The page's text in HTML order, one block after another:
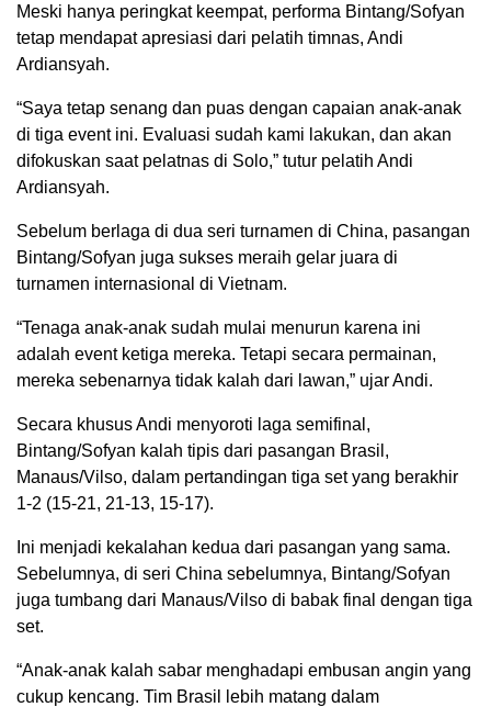
Meski hanya peringkat keempat, performa Bintang/Sofyan
tetap mendapat apresiasi dari pelatih timnas, Andi
Ardiansyah.
“Saya tetap senang dan puas dengan capaian anak-anak
di tiga event ini. Evaluasi sudah kami lakukan, dan akan
difokuskan saat pelatnas di Solo,” tutur pelatih Andi
Ardiansyah.
Sebelum berlaga di dua seri turnamen di China, pasangan
Bintang/Sofyan juga sukses meraih gelar juara di
turnamen internasional di Vietnam.
“Tenaga anak-anak sudah mulai menurun karena ini
adalah event ketiga mereka. Tetapi secara permainan,
mereka sebenarnya tidak kalah dari lawan,” ujar Andi.
Secara khusus Andi menyoroti laga semifinal,
Bintang/Sofyan kalah tipis dari pasangan Brasil,
Manaus/Vilso, dalam pertandingan tiga set yang berakhir
1-2 (15-21, 21-13, 15-17).
Ini menjadi kekalahan kedua dari pasangan yang sama.
Sebelumnya, di seri China sebelumnya, Bintang/Sofyan
juga tumbang dari Manaus/Vilso di babak final dengan tiga
set.
“Anak-anak kalah sabar menghadapi embusan angin yang
cukup kencang. Tim Brasil lebih matang dalam